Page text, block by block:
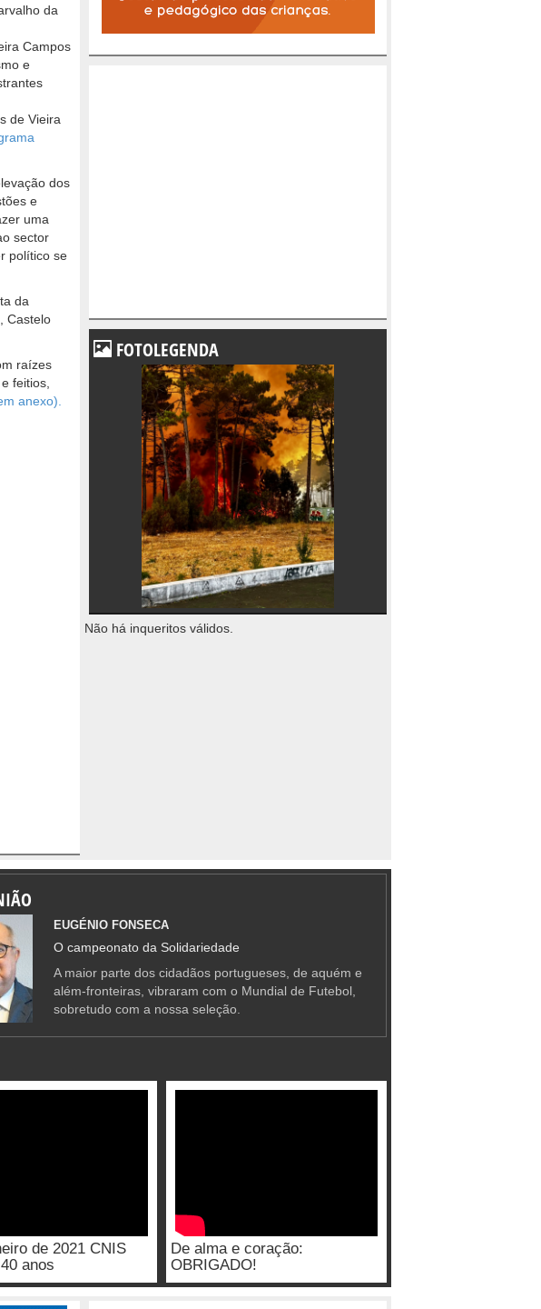
da
Campos
e
de Vieira
dos
e
uma
sector
político se
da
Castelo
raízes
feitios,
anexo).
FOTOLEGENDA
Não há inqueritos válidos.
EUGÉNIO FONSECA
O campeonato da Solidariedade
A maior parte dos cidadãos portugueses, de aquém e
além-fronteiras, vibraram com o Mundial de Futebol,
sobretudo com a nossa seleção.
de 2021 CNIS
anos
De alma e coração:
OBRIGADO!